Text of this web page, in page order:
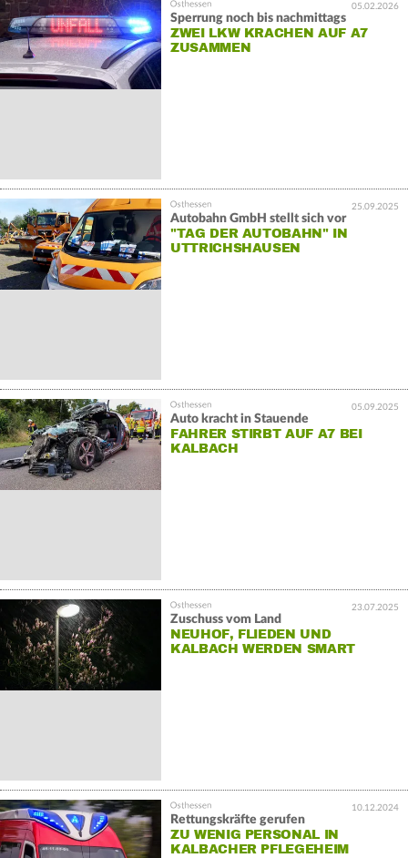
05.02.2026
Sperrung noch bis nachmittags
ZWEI LKW KRACHEN AUF A7
ZUSAMMEN
25.09.2025
Autobahn GmbH stellt sich vor
"TAG DER AUTOBAHN" IN
UTTRICHSHAUSEN
05.09.2025
Auto kracht in Stauende
FAHRER STIRBT AUF A7 BEI
KALBACH
23.07.2025
Zuschuss vom Land
NEUHOF, FLIEDEN UND
KALBACH WERDEN SMART
10.12.2024
Rettungskräfte gerufen
ZU WENIG PERSONAL IN
KALBACHER PFLEGEHEIM